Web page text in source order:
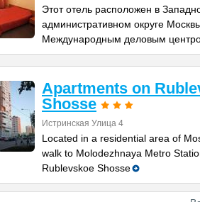
Этот отель расположен в
административном округе
Международным деловым
Apartments on
Shosse
Истринская Улица 4
Located in a residential area of
walk to Molodezhnaya Metro
Rublevskoe Shosse